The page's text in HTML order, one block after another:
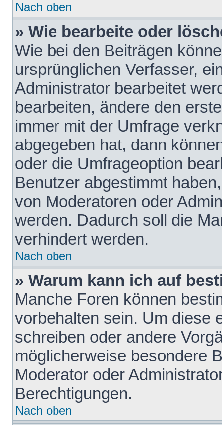
Nach oben
» Wie bearbeite oder
Wie bei den Beiträgen
ursprünglichen Verfasser,
Administrator bearbeitet
bearbeiten, ändere den
immer mit der Umfrage
abgegeben hat, dann
oder die Umfrageoption
Benutzer abgestimmt
von Moderatoren oder
werden. Dadurch soll die
verhindert werden.
Nach oben
» Warum kann ich auf
Manche Foren können
vorbehalten sein. Um diese
schreiben oder andere
möglicherweise besondere
Moderator oder
Berechtigungen.
Nach oben